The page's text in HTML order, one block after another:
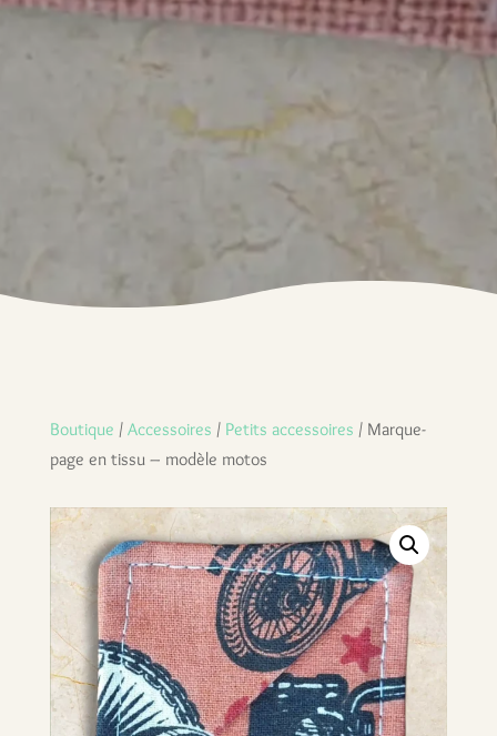
Boutique / Accessoires / Petits accessoires / Marque-
page en tissu – modèle motos